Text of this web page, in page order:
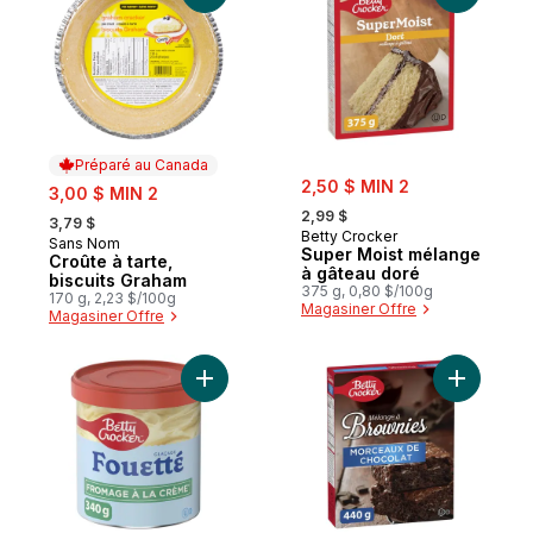
Préparé au Canada
sale:
3,00 $ MIN 2
, formerly:
3,79 $
Préparé au Canada
Sans Nom
Croûte à tarte,
biscuits Graham
170 g, 2,23 $/100g
Magasiner Offre
sale:
2,50 $ MIN 2
, formerly:
2,99 $
Betty Crocker
Super Moist mélange
à gâteau doré
375 g, 0,80 $/100g
Magasiner Offre
Ajouter Glaçage fouetté, fromage à la
Ajouter